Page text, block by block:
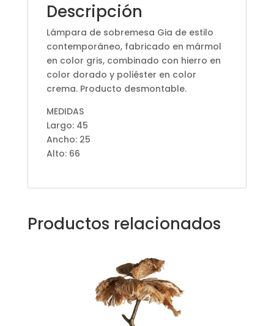
Descripción
Lámpara de sobremesa Gia de estilo
contemporáneo, fabricado en mármol
en color gris, combinado con hierro en
color dorado y poliéster en color
crema. Producto desmontable.
MEDIDAS
Largo: 45
Ancho: 25
Alto: 66
Productos relacionados